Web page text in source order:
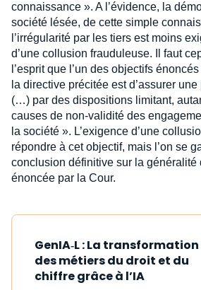
connaissance ». A l’évidence, la
société lésée, de cette simple
l’irrégularité par les tiers est moins
d’une collusion frauduleuse. Il faut
l’esprit que l’un des objectifs
la directive précitée est d’assurer
(…) par des dispositions limitant,
causes de non-validité des
la société ». L’exigence d’une
répondre à cet objectif, mais l’on se
conclusion définitive sur la généralité
énoncée par la Cour.
GenIA‑L : La transformation
des métiers du droit et du
chiffre grâce à l’IA